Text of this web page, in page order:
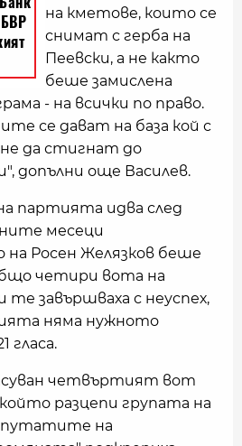
на кметове, които се
снимат с герба на
Пеевски, а не както
беше замислена
- на всички по право.
се дават на база кой с
не да стигнат до
допълни още Василев.
партията идва след
месеци
Росен Желязков беше
четири вота на
те завършваха с неуспех,
няма нужното
гласа.
четвъртият вот
разцепи групата на
на